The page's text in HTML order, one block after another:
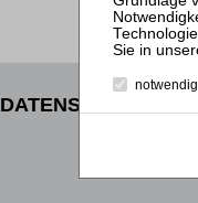
DATENSCHUTZ
notwendig